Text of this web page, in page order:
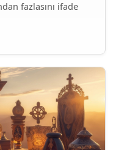
fazlasını ifade